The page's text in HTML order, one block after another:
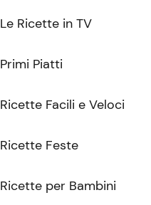
Le Ricette in TV
Primi Piatti
Ricette Facili e Veloci
Ricette Feste
Ricette per Bambini